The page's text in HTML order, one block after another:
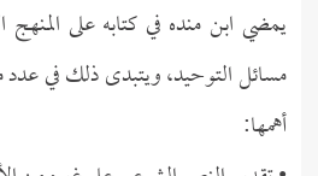
يمضي ابن منده في كتابه على
مسائل التوحيد، ويتبدى ذلك في
أهمها: